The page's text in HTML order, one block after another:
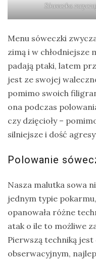
Sóweczka
Menu sóweczki
zimą i w chłodniejsze
padają ptaki, latem
jest ze swojej
pomimo swoich
ona podczas
czy dzięcioły –
silniejsze i dość
Polowanie
Nasza malutka sowa
jednym typie
opanowała różne
atak o ile to możliwe
Pierwszą techniką
obserwacyjnym,